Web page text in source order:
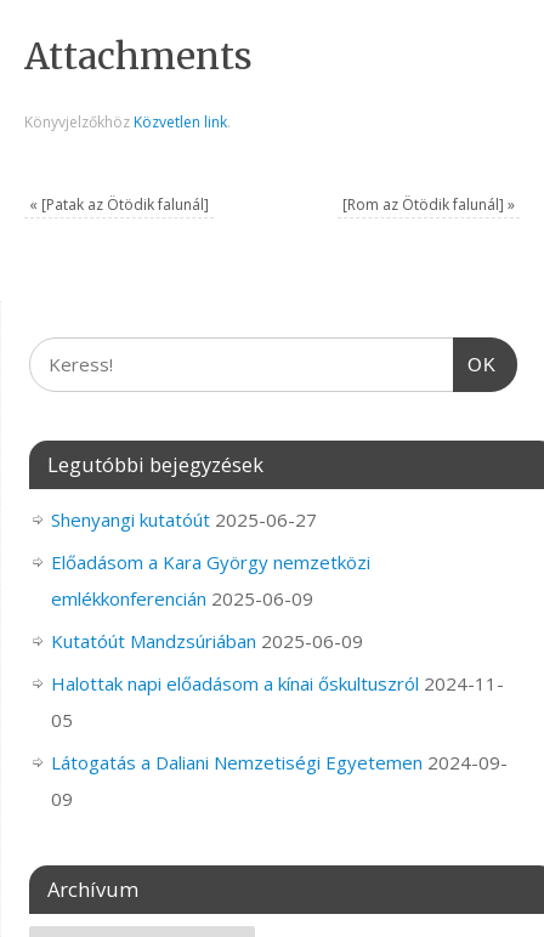
Attachments
Könyvjelzőkhöz Közvetlen link.
« [Patak az Ötödik falunál] [Rom az Ötödik falunál] »
OK
Legutóbbi bejegyzések
Shenyangi kutatóút 2025-06-27
Előadásom a Kara György nemzetközi
emlékkonferencián 2025-06-09
Kutatóút Mandzsúriában 2025-06-09
Halottak napi előadásom a kínai őskultuszról 2024-11-
05
Látogatás a Daliani Nemzetiségi Egyetemen 2024-09-
09
Archívum